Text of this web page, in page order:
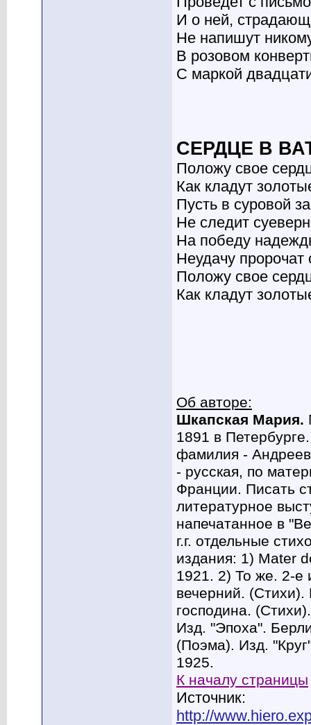
И о ней,
Не напишут
В розовом
С маркой
СЕРДЦЕ В
Положу свое
Как кладут
Пусть в суровой
Не следит
На победу
Неудачу пророчат
Положу свое
Как кладут
Об авторе:
Шкапская Мария.
1891 в
фамилия -
- русская, по
Франции. Писать
литературное
напечатанное в
г.г. отдельные
издания: 1) Mater
1921. 2) То же. 2-е
вечерний.
господина.
Изд. "Эпоха".
(Поэма). Изд.
1925.
К началу страницы
Источник:
http://